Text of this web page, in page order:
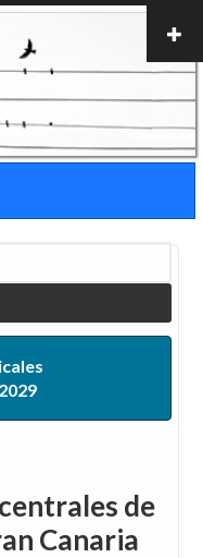
de
Canaria